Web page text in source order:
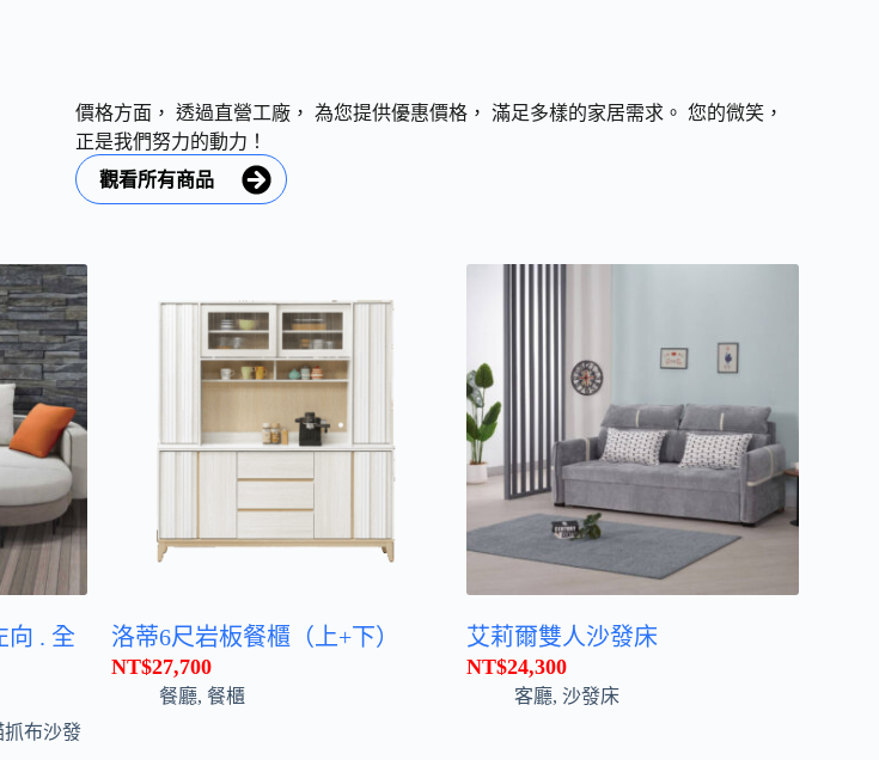
價格方面， 透過直營工廠， 為您提供優惠價格， 滿足多樣的家居需求。 您的微笑，
正是我們努力的動力！
觀看所有商品
向 . 全
抓布沙發
洛蒂6尺岩板餐櫃（上+下）
NT$27,700
餐廳, 餐櫃
艾莉爾雙人沙發床
NT$24,300
客廳,沙發床